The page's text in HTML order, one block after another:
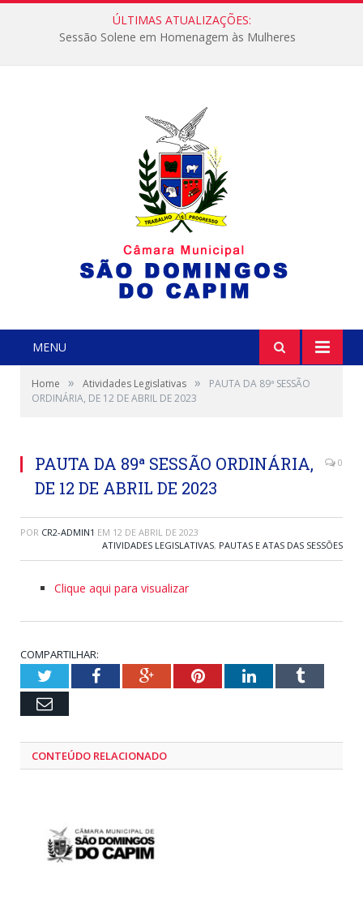
ÚLTIMAS ATUALIZAÇÕES:
Sessão Solene em Homenagem às Mulheres
MENU
Home » Atividades Legislativas »
PAUTA DA 89ª SESSÃO
ORDINÁRIA, DE 12 DE ABRIL DE 2023
PAUTA DA 89ª SESSÃO ORDINÁRIA,
DE 12 DE ABRIL DE 2023
0
POR CR2-ADMIN1 EM 12 DE ABRIL DE 2023
ATIVIDADES LEGISLATIVAS, PAUTAS E ATAS DAS SESSÕES
Clique aqui para visualizar
COMPARTILHAR:
TwitterFacebookGoogle+PinterestLinkedInTumblr
Email
CONTEÚDO RELACIONADO